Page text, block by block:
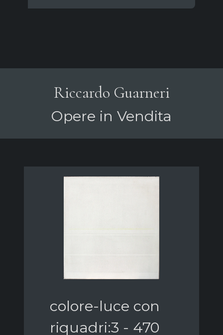
Riccardo Guarneri
Opere in Vendita
colore-luce con
riquadri:3 - 470